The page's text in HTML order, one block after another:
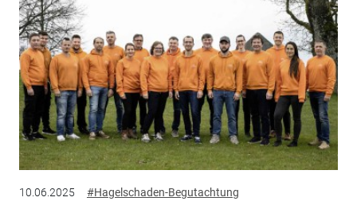
10.06.2025 #Hagelschaden-Begutachtung